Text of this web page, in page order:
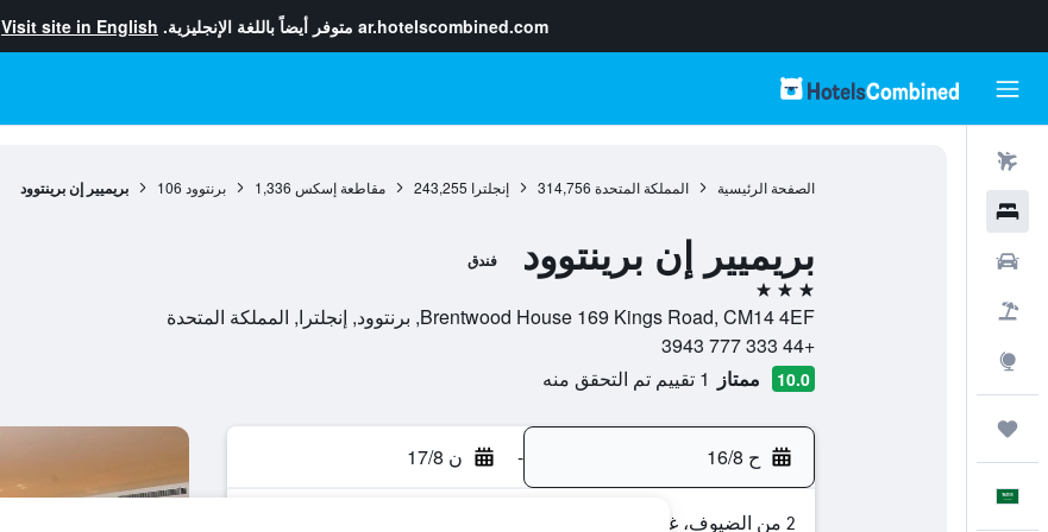
ar.hotelscombined.com متوفر أيضاً باللغة الإنجليزية. Visit site in English
الصفحة الرئيسية المملكة المتحدة 314,756 إنجلترا 243,255 مقاطعة إسكس 1,336 برنتوود 106 بريميير إن برينتوود
بريميير إن برينتوود فندق
3 نجوم
Brentwood House 169 Kings Road, CM14 4EF, برنتوود, إنجلترا, المملكة المتحدة
+44 333 777 3943
10.0 ممتاز 1 تقييم تم التحقق منه
ح 16/8 - ن 17/8
2 من الضيوف، غرفة واحدة